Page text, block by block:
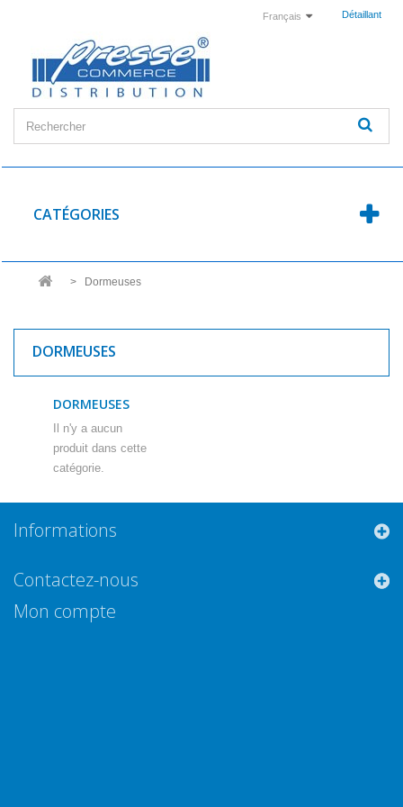
Détaillant
Français
CATÉGORIES
> Dormeuses
DORMEUSES
DORMEUSES
Il n'y a aucun
produit dans cette
catégorie.
Informations
Contactez-nous
Mon compte